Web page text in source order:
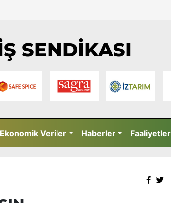
SENDİKASI
Ekonomik Veriler Haberler Faaliyetler